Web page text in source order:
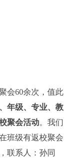
会60余次，值此
年级、专业、教
聚会活动。我们
班级有返校聚会
联系人：孙同